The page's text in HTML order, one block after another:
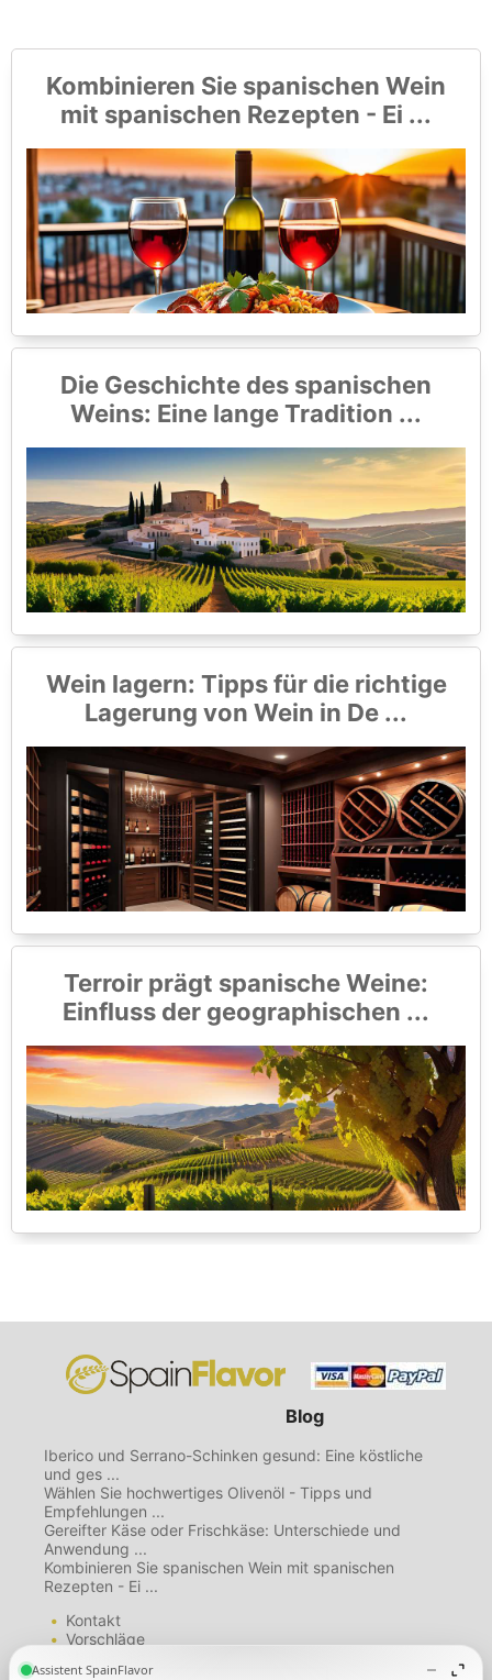
Kombinieren Sie spanischen Wein
mit spanischen Rezepten - Ei ...
Die Geschichte des spanischen
Weins: Eine lange Tradition ...
Wein lagern: Tipps für die richtige
Lagerung von Wein in De ...
Terroir prägt spanische Weine:
Einfluss der geographischen ...
Blog
Iberico und Serrano-Schinken gesund: Eine köstliche
und ges ...
Wählen Sie hochwertiges Olivenöl - Tipps und
Empfehlungen ...
Gereifter Käse oder Frischkäse: Unterschiede und
Anwendung ...
Kombinieren Sie spanischen Wein mit spanischen
Rezepten - Ei ...
Kontakt
Vorschläge
Über uns